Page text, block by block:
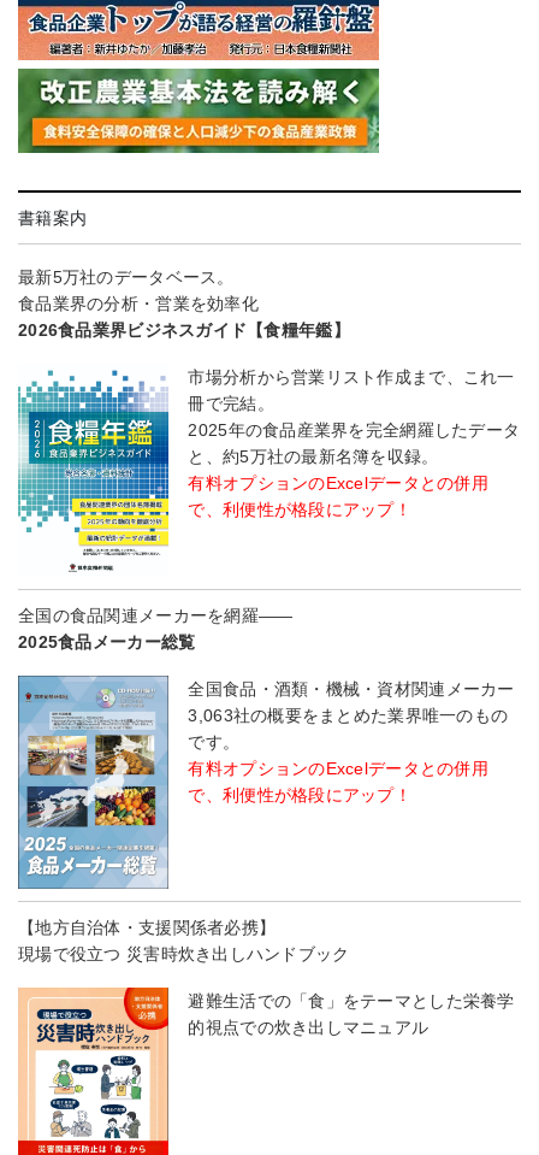
書籍案内
最新5万社のデータベース。
食品業界の分析・営業を効率化
2026食品業界ビジネスガイド【食糧年鑑】
市場分析から営業リスト作成まで、これ一
冊で完結。
2025年の食品産業界を完全網羅したデータ
と、約5万社の最新名簿を収録。
有料オプションのExcelデータとの併用
で、利便性が格段にアップ！
全国の食品関連メーカーを網羅――
2025食品メーカー総覧
全国食品・酒類・機械・資材関連メーカー
3,063社の概要をまとめた業界唯一のもの
です。
有料オプションのExcelデータとの併用
で、利便性が格段にアップ！
【地方自治体・支援関係者必携】
現場で役立つ 災害時炊き出しハンドブック
避難生活での「食」をテーマとした栄養学
的視点での炊き出しマニュアル